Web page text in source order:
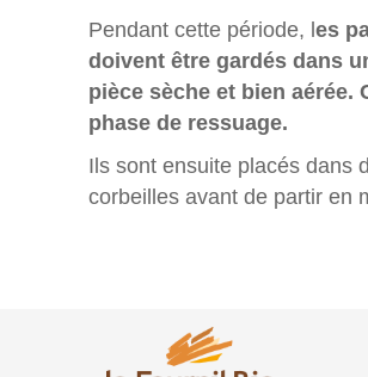
Pendant cette période, les
doivent être gardés dans
pièce sèche et bien aérée.
phase de ressuage.
Ils sont ensuite placés dans
corbeilles avant de partir en